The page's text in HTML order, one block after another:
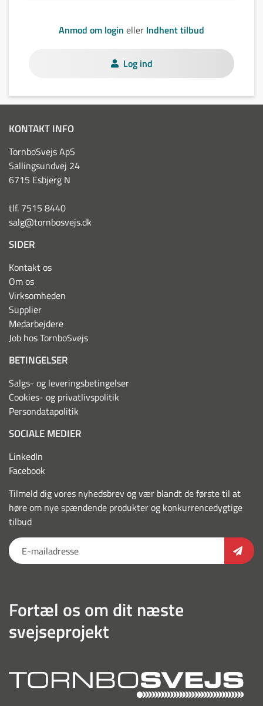
Anmod om login eller Indhent tilbud
Log ind
KONTAKT INFO
TornboSvejs ApS
Sallingsundvej 24
6715 Esbjerg N
tlf. 7515 8440
salg@tornbosvejs.dk
SIDER
Kontakt os
Om os
Virksomheden
Supplier
Medarbejdere
Job hos TornboSvejs
BETINGELSER
Salgs- og leveringsbetingelser
Cookies- og privatlivspolitik
Persondatapolitik
SOCIALE MEDIER
LinkedIn
Facebook
Tilmeld dig vores nyhedsbrev og vær blandt de første til at
høre om nye spændende produkter og konkurrencedygtige
tilbud
Fortæl os om dit næste
svejseprojekt